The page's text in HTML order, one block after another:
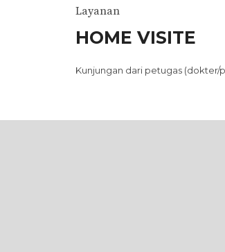
Layanan
HOME VISITE
Kunjungan dari petugas (dokter/